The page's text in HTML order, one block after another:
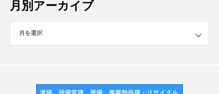
月別アーカイブ